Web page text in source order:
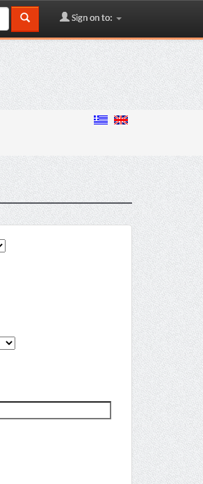
Sign on to: